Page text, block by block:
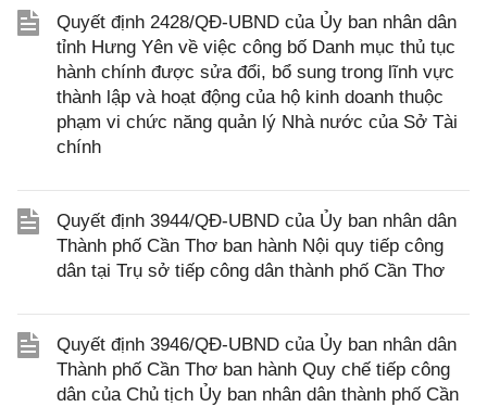
Quyết định 2428/QĐ-UBND của Ủy ban nhân dân
tỉnh Hưng Yên về việc công bố Danh mục thủ tục
hành chính được sửa đổi, bổ sung trong lĩnh vực
thành lập và hoạt động của hộ kinh doanh thuộc
phạm vi chức năng quản lý Nhà nước của Sở Tài
chính
Quyết định 3944/QĐ-UBND của Ủy ban nhân dân
Thành phố Cần Thơ ban hành Nội quy tiếp công
dân tại Trụ sở tiếp công dân thành phố Cần Thơ
Quyết định 3946/QĐ-UBND của Ủy ban nhân dân
Thành phố Cần Thơ ban hành Quy chế tiếp công
dân của Chủ tịch Ủy ban nhân dân thành phố Cần